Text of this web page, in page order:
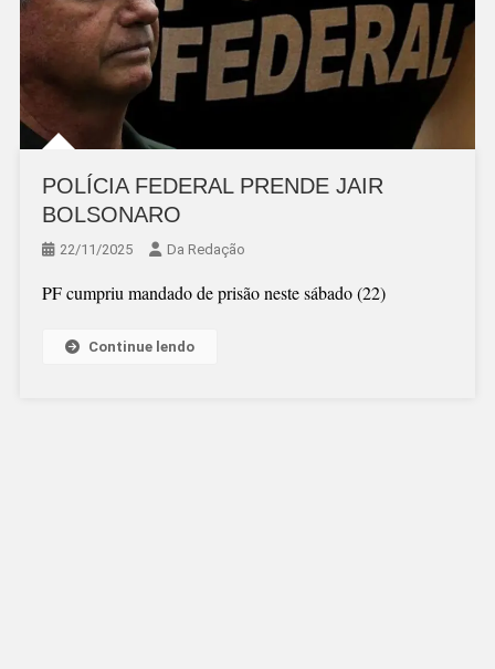
POLÍCIA FEDERAL PRENDE JAIR
BOLSONARO
22/11/2025 Da Redação
PF cumpriu mandado de prisão neste sábado (22)
Continue lendo